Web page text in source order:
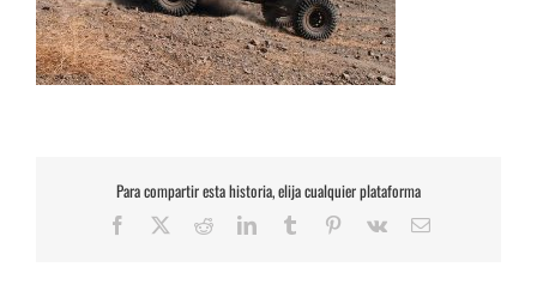
Para compartir esta historia, elija cualquier plataforma
Facebook RedditLinkedInTumblr Pinterest
Vk
Correo